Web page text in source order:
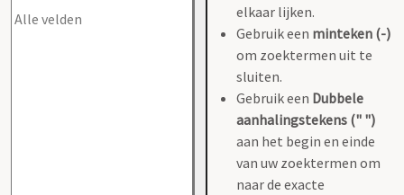
elkaar lijken.
Gebruik een minteken (-)
om zoektermen uit te
sluiten.
Gebruik een Dubbele
aanhalingstekens (" ")
aan het begin en einde
van uw zoektermen om
naar de exacte